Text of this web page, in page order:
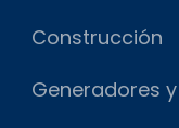
Construcción
Generadores